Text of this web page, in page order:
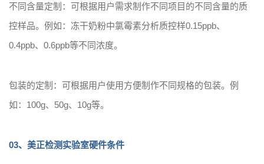
不同含量定制：可根据用户需求制作不同项目的不同含量的质
控样品。例如：冻干奶粉中氯霉素分析质控样0.15ppb、
0.4ppb、0.6ppb等不同浓度。
包装的定制：可根据用户使用方便制作不同规格的包装。例
如：100g、50g、10g等。
03、 美正检测实验室硬件条件